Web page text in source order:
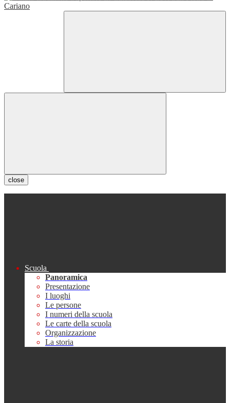
close
Scuola
Panoramica
Presentazione
I luoghi
Le persone
I numeri della scuola
Le carte della scuola
Organizzazione
La storia